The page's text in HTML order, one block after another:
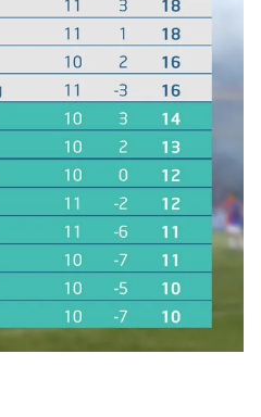
thức nếu không có sự chấp
VTV.vn khi phát hành lại